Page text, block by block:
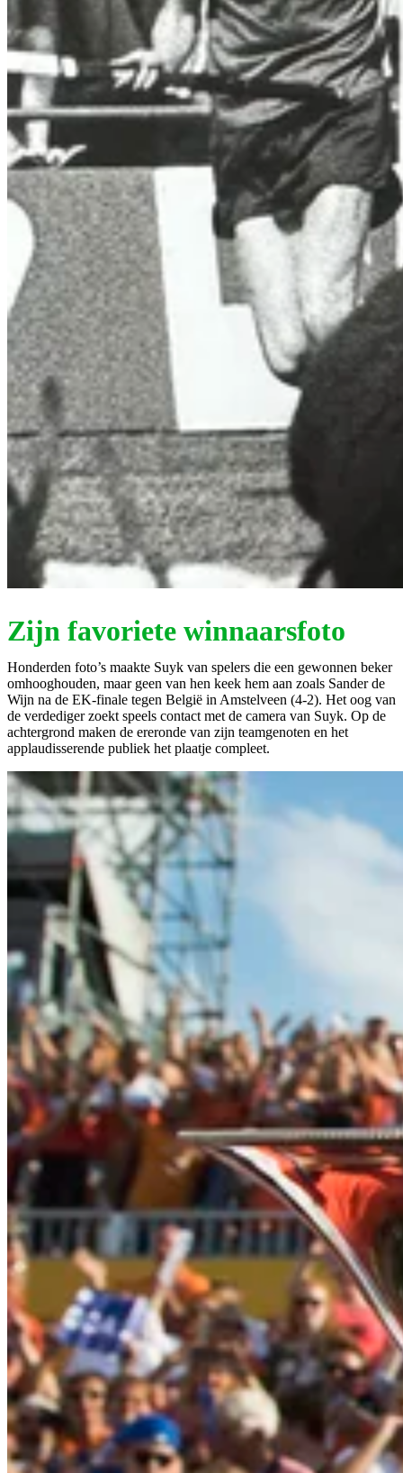
Zijn favoriete winnaarsfoto
Honderden foto’s maakte Suyk van spelers die een gewonnen beker
omhooghouden, maar geen van hen keek hem aan zoals Sander de
Wijn na de EK-finale tegen België in Amstelveen (4-2). Het oog van
de verdediger zoekt speels contact met de camera van Suyk. Op de
achtergrond maken de ereronde van zijn teamgenoten en het
applaudisserende publiek het plaatje compleet.